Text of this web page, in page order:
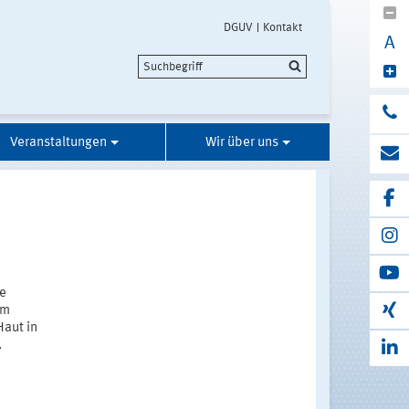
DGUV Kontakt
A
Veranstaltungen Wir über uns
in